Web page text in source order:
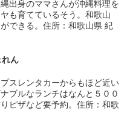
出身のママさんが沖縄料理を
も育てているそう。和歌山
できる。住所：和歌山県 紀
れん
スレンタカーからもほど近い
ブルなランチはなんと５００
ピザなど要予約。住所：和歌